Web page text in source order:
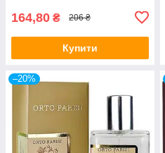
164,80 ₴ 206 ₴
Купити
–20%